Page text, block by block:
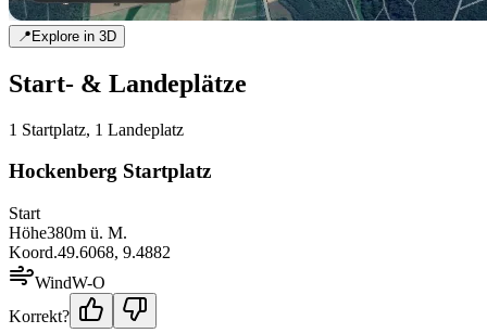
📍Explore in 3D
Start- & Landeplätze
1 Startplatz, 1 Landeplatz
Hockenberg Startplatz
Start
Höhe380m ü. M.
Koord.49.6068, 9.4882
WindW-O
Korrekt?